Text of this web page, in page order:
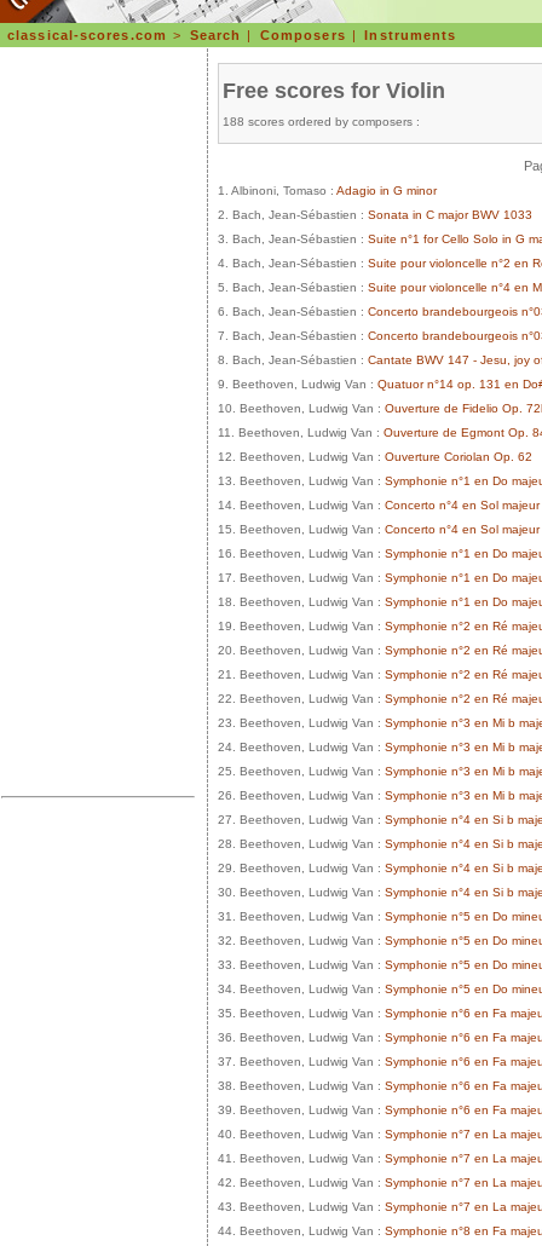
classical-scores.com > Search | Composers |Instruments
Free scores for Violin
188 scores ordered by composers :
1. Albinoni, Tomaso : Adagio in G minor
2. Bach, Jean-Sébastien : Sonata in C major BWV 1033
3. Bach, Jean-Sébastien : Suite n°1 for Cello Solo in G
4. Bach, Jean-Sébastien : Suite pour violoncelle n°2 en
5. Bach, Jean-Sébastien : Suite pour violoncelle n°4 en
6. Bach, Jean-Sébastien : Concerto brandebourgeois
7. Bach, Jean-Sébastien : Concerto brandebourgeois
8. Bach, Jean-Sébastien : Cantate BWV 147 - Jesu, joy
9. Beethoven, Ludwig Van : Quatuor n°14 op. 131 en
10. Beethoven, Ludwig Van : Ouverture de Fidelio Op.
11. Beethoven, Ludwig Van : Ouverture de Egmont Op.
12. Beethoven, Ludwig Van : Ouverture Coriolan Op. 62
13. Beethoven, Ludwig Van : Symphonie n°1 en Do
14. Beethoven, Ludwig Van : Concerto n°4 en Sol
15. Beethoven, Ludwig Van : Concerto n°4 en Sol
16. Beethoven, Ludwig Van : Symphonie n°1 en Do
17. Beethoven, Ludwig Van : Symphonie n°1 en Do
18. Beethoven, Ludwig Van : Symphonie n°1 en Do
19. Beethoven, Ludwig Van : Symphonie n°2 en Ré
20. Beethoven, Ludwig Van : Symphonie n°2 en Ré
21. Beethoven, Ludwig Van : Symphonie n°2 en Ré
22. Beethoven, Ludwig Van : Symphonie n°2 en Ré
23. Beethoven, Ludwig Van : Symphonie n°3 en Mi b
24. Beethoven, Ludwig Van : Symphonie n°3 en Mi b
25. Beethoven, Ludwig Van : Symphonie n°3 en Mi b
26. Beethoven, Ludwig Van : Symphonie n°3 en Mi b
27. Beethoven, Ludwig Van : Symphonie n°4 en Si b
28. Beethoven, Ludwig Van : Symphonie n°4 en Si b
29. Beethoven, Ludwig Van : Symphonie n°4 en Si b
30. Beethoven, Ludwig Van : Symphonie n°4 en Si b
31. Beethoven, Ludwig Van : Symphonie n°5 en Do
32. Beethoven, Ludwig Van : Symphonie n°5 en Do
33. Beethoven, Ludwig Van : Symphonie n°5 en Do
34. Beethoven, Ludwig Van : Symphonie n°5 en Do
35. Beethoven, Ludwig Van : Symphonie n°6 en Fa
36. Beethoven, Ludwig Van : Symphonie n°6 en Fa
37. Beethoven, Ludwig Van : Symphonie n°6 en Fa
38. Beethoven, Ludwig Van : Symphonie n°6 en Fa
39. Beethoven, Ludwig Van : Symphonie n°6 en Fa
40. Beethoven, Ludwig Van : Symphonie n°7 en La
41. Beethoven, Ludwig Van : Symphonie n°7 en La
42. Beethoven, Ludwig Van : Symphonie n°7 en La
43. Beethoven, Ludwig Van : Symphonie n°7 en La
44. Beethoven, Ludwig Van : Symphonie n°8 en Fa